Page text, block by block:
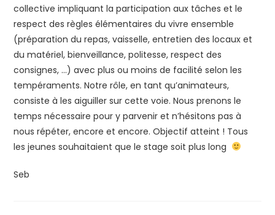
collective impliquant la participation aux tâches et le
respect des règles élémentaires du vivre ensemble
(préparation du repas, vaisselle, entretien des locaux et
du matériel, bienveillance, politesse, respect des
consignes, …) avec plus ou moins de facilité selon les
tempéraments. Notre rôle, en tant qu’animateurs,
consiste à les aiguiller sur cette voie. Nous prenons le
temps nécessaire pour y parvenir et n’hésitons pas à
nous répéter, encore et encore. Objectif atteint ! Tous
les jeunes souhaitaient que le stage soit plus long
Seb